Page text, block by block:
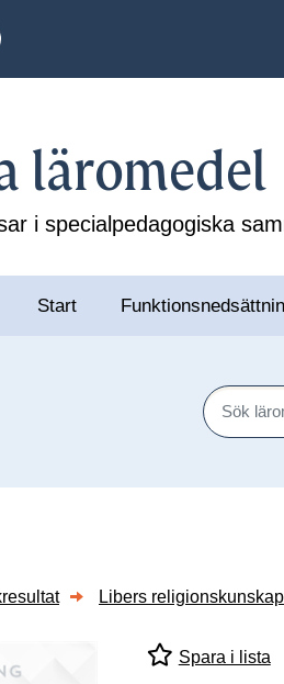
läromedel
i specialpedagogiska
Start
Sök
Libers religionskunskap
Spara i lista